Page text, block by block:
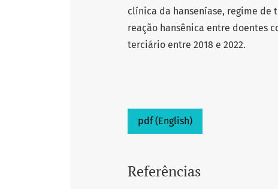
clínica da hanseníase, regime de
reação hansênica entre doentes
terciário entre 2018 e 2022.
pdf (English)
Referências